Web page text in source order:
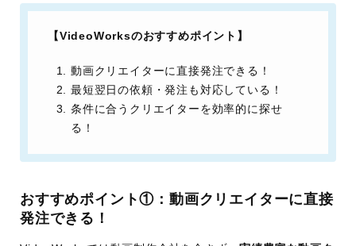
【VideoWorksのおすすめポイント】
動画クリエイターに直接発注できる！
最短翌日の依頼・発注も対応している！
条件に合うクリエイターを効率的に探せ
る！
おすすめポイント①：動画クリエイターに直接
発注できる！